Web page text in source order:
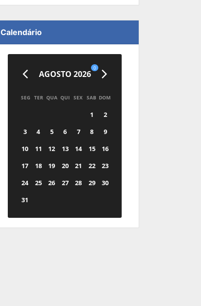
Calendário
AGOSTO 2026
0
SEG TER QUA QUI SEX SAB DOM
1
2
3
4 5 6 7 8
9
10
11 12 13 14 15
16
17
18 19 20 21 22
23
24
25 26 27 28 29
30
31